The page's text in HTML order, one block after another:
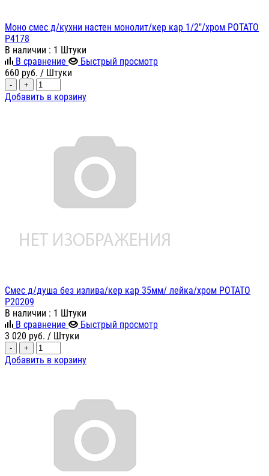
Моно смес д/кухни настен монолит/кер кар 1/2"/хром POTATO
P4178
В наличии : 1 Штуки
В сравнение
Быстрый просмотр
660 руб. / Штуки
- +
Добавить в корзину
Смес д/душа без излива/кер кар 35мм/ лейка/хром POTATO
P20209
В наличии : 1 Штуки
В сравнение
Быстрый просмотр
3 020 руб. / Штуки
- +
Добавить в корзину